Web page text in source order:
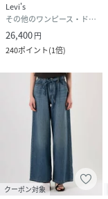
Levi's
その他のワンピース・ドレス
26,400円
240ポイント(1倍)
クーポン対象